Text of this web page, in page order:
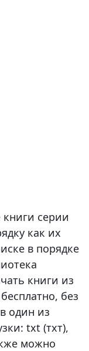
серии
как их
в порядке
книги из
без
один из
txt (тхт),
можно